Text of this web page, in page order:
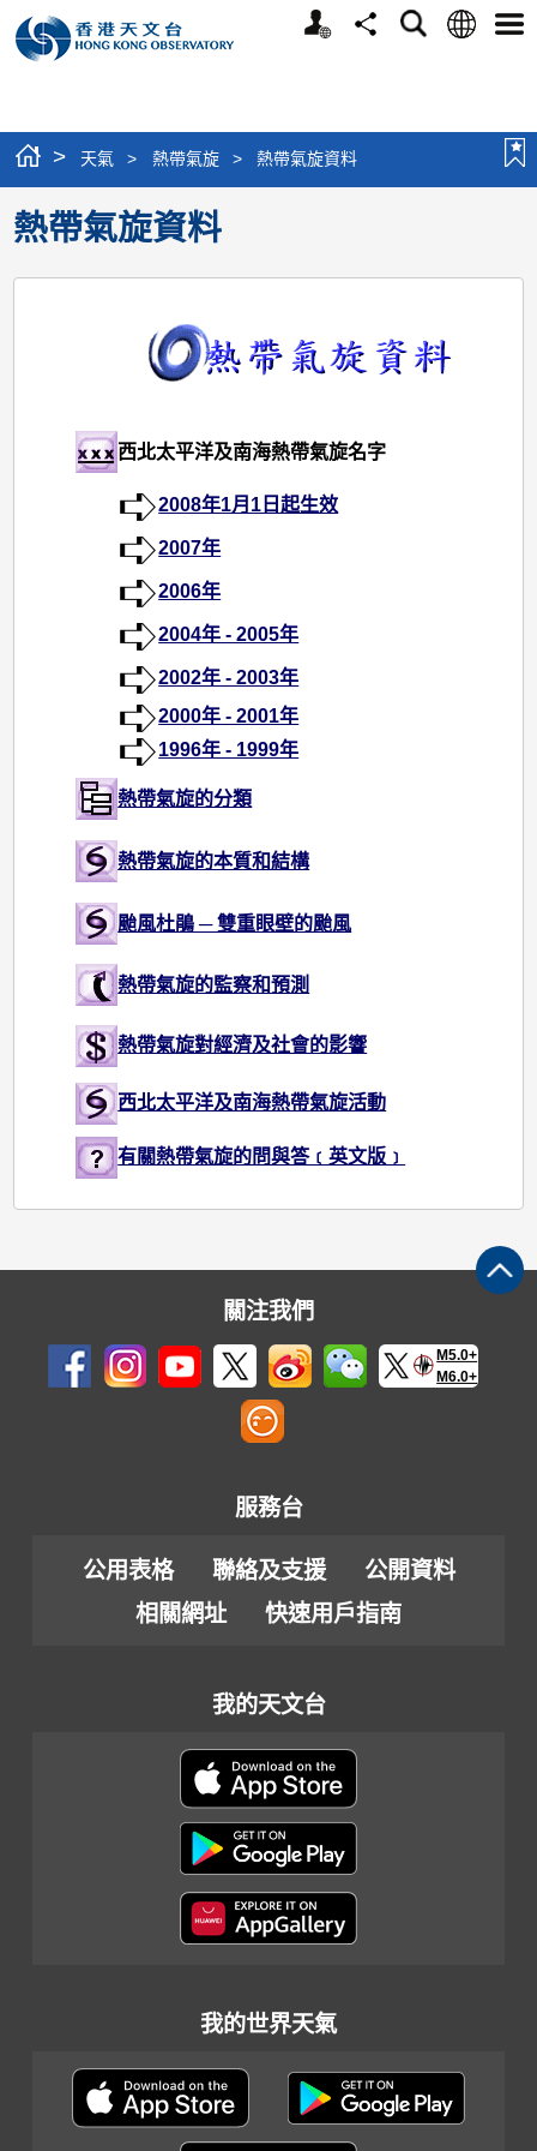
個
分
搜
語
選
> 天氣 > 熱帶氣旋 > 熱帶氣旋資料
熱帶氣旋資料
西北太平洋及南海熱帶氣旋名字
2008年1月1日起生效
2007年
2006年
2004年 - 2005年
2002年 - 2003年
2000年 - 2001年
1996年 - 1999年
熱帶氣旋的分類
熱帶氣旋的本質和結構
颱風杜鵑 ─ 雙重眼壁的颱風
熱帶氣旋的監察和預測
熱帶氣旋對經濟及社會的影響
西北太平洋及南海熱帶氣旋活動
有關熱帶氣旋的問與答﹝英文版﹞
關注我們
M5.0+
M6.0+
服務台
公用表格 聯絡及支援
公開資料
相關網址
快速用戶指南
我的天文台
我的世界天氣